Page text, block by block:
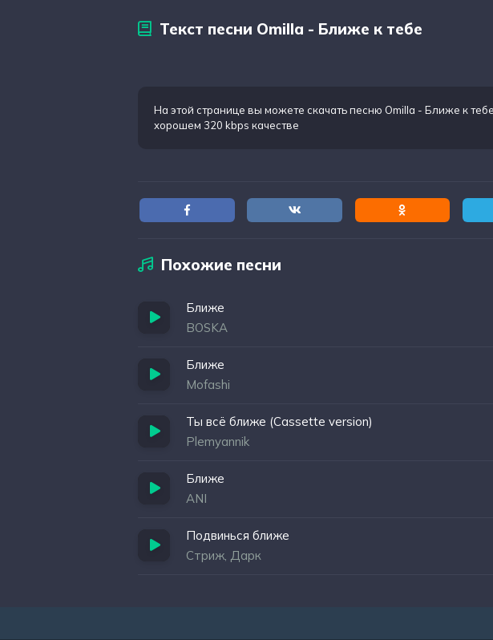
Текст песни Omilla - Ближе к тебе
На этой странице вы можете скачать песню Omilla - Ближе к тебе
хорошем 320 kbps качестве
Похожие песни
Ближе
BOSKA
Ближе
Mofashi
Ты всё ближе (Cassette version)
Plemyannik
Ближе
ANI
Подвинься ближе
Стриж, Дарк